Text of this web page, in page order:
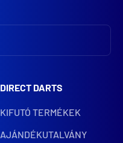
DIRECT DARTS
KIFUTÓ TERMÉKEK
AJÁNDÉKUTALVÁNY